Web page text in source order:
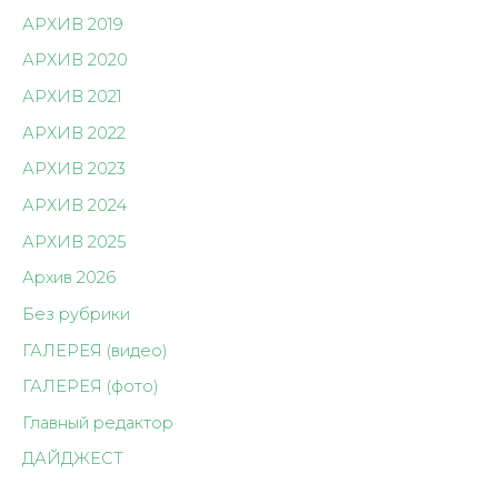
АРХИВ 2019
АРХИВ 2020
АРХИВ 2021
АРХИВ 2022
АРХИВ 2023
АРХИВ 2024
АРХИВ 2025
Архив 2026
Без рубрики
ГАЛЕРЕЯ (видео)
ГАЛЕРЕЯ (фото)
Главный редактор
ДАЙДЖЕСТ